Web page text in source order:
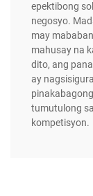
epektibong
negosyo.
may
mahusay na
dito, ang
ay
tumutulong
kompetisyon.